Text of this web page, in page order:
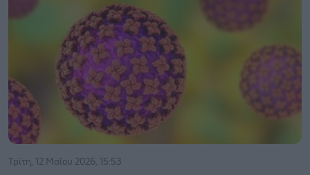
Τρίτη, 12 Μαΐου 2026, 15:53